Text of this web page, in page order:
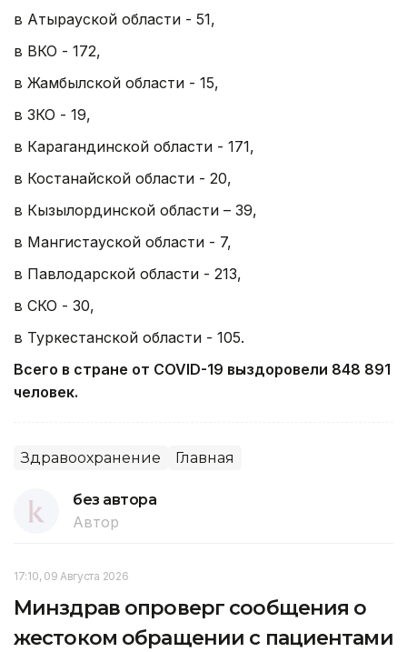
в Атырауской области - 51,
в ВКО - 172,
в Жамбылской области - 15,
в ЗКО - 19,
в Карагандинской области - 171,
в Костанайской области - 20,
в Кызылординской области – 39,
в Мангистауской области - 7,
в Павлодарской области - 213,
в СКО - 30,
в Туркестанской области - 105.
Всего в стране от COVID-19 выздоровели 848 891
человек.
Здравоохранение Главная
без автора
Автор
17:10, 09 Августа 2026
Минздрав опроверг сообщения о
жестоком обращении с пациентами